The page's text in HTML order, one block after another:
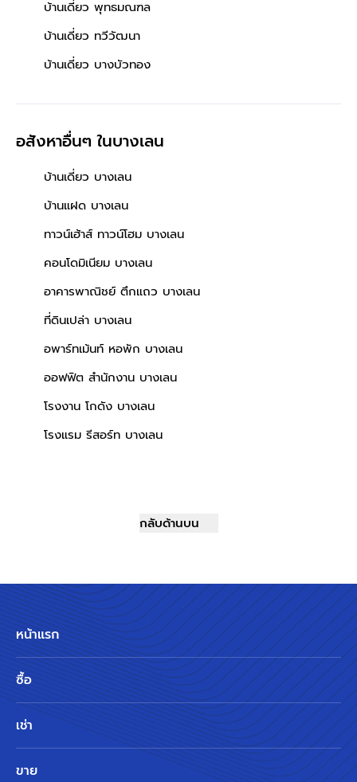
บ้านเดี่ยว พุทธมณฑล
บ้านเดี่ยว ทวีวัฒนา
บ้านเดี่ยว บางบัวทอง
อสังหาอื่นๆในบางเลน
บ้านเดี่ยว บางเลน
บ้านแฝด บางเลน
ทาวน์เฮ้าส์ ทาวน์โฮม บางเลน
คอนโดมิเนียม บางเลน
อาคารพาณิชย์ ตึกแถว บางเลน
ที่ดินเปล่า บางเลน
อพาร์ทเม้นท์ หอพัก บางเลน
ออฟฟิต สำนักงาน บางเลน
โรงงาน โกดัง บางเลน
โรงแรม รีสอร์ท บางเลน
กลับด้านบน
หน้าแรก
ซื้อ
เช่า
ขาย